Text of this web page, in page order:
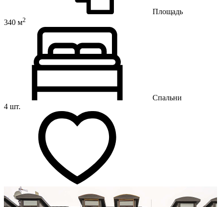
Площадь
340 м2
Спальни
4 шт.